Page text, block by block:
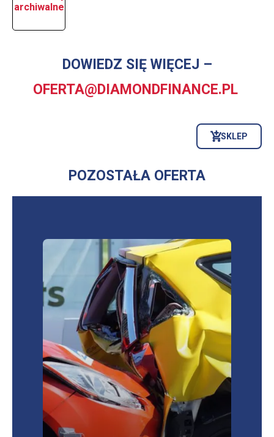
archiwalne
DOWIEDZ SIĘ WIĘCEJ –
OFERTA@DIAMONDFINANCE.PL
SKLEP
OTWORZY
SIĘ
POZOSTAŁA OFERTA
Sprawdź najkorzystniejsze oferty ubezpieczeń
OC/AC/NNW/assistance
OC, AC, NNW,
assistance,
szyby, opony, bagaż